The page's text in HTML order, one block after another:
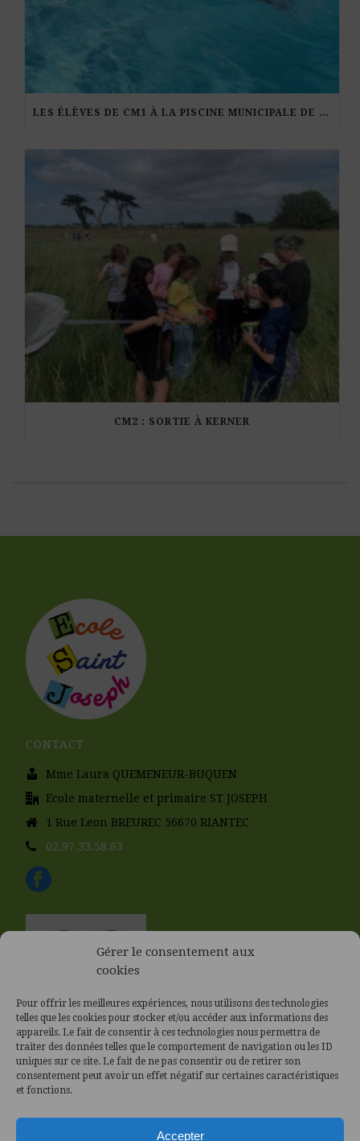
Gérer le consentement aux
cookies
Pour offrir les meilleures expériences, nous utilisons des technologies
telles que les cookies pour stocker et/ou accéder aux informations des
appareils. Le fait de consentir à ces technologies nous permettra de
traiter des données telles que le comportement de navigation ou les ID
uniques sur ce site. Le fait de ne pas consentir ou de retirer son
consentement peut avoir un effet négatif sur certaines caractéristiques
et fonctions.
Accepter
LES ÉLÈVES DE CM1 À LA PISCINE MUNICIPALE DE KERDURAND
CM2 : SORTIE À KERNER
CONTACT
Mme Laura QUEMENEUR-BUQUEN
Ecole maternelle et primaire ST JOSEPH
1 Rue Leon BREUREC 56670 RIANTEC
02.97.33.58.63